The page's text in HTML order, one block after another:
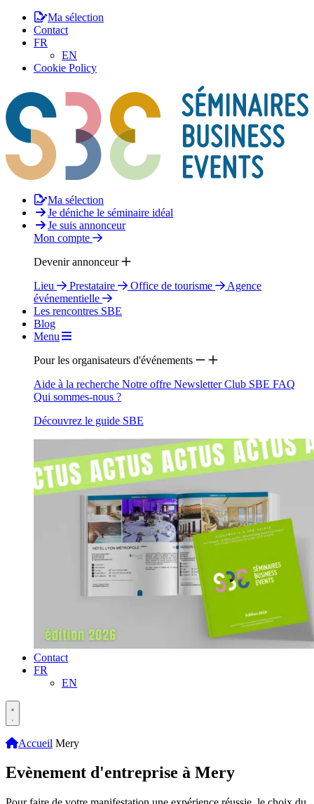
Ma sélection
Contact
FR
EN
Cookie Policy
Ma sélection
Je déniche le séminaire idéal
Je suis annonceur
Mon compte
Devenir annonceur
Lieu
Prestataire Office de tourisme
Agence
événementielle
Les rencontres SBE
Blog
Menu
Pour les organisateurs d'événements
Aide à la recherche Notre offre NewsletterClub SBE FAQ
Qui sommes-nous ?
Découvrez le guide SBE
Contact
FR
EN
Accueil Mery
Evènement d'entreprise à Mery